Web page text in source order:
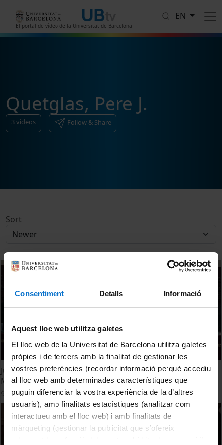
Consentiment Detalls Informació
Aquest lloc web utilitza galetes
El lloc web de la Universitat de Barcelona utilitza galetes
pròpies i de tercers amb la finalitat de gestionar les
vostres preferències (recordar informació perquè accediu
al lloc web amb determinades característiques que
puguin diferenciar la vostra experiència de la d’altres
usuaris), amb finalitats estadístiques (analitzar com
interactueu amb el lloc web) i amb finalitats de
màrqueting (gestionar la publicitat que s’ofereix
adequant-la en funció dels vostres hàbits de navegació).
El portal de vídeo de la Universitat de Barcelona
EN
Quetglas, Pere J.
3videos Follow & Share
Sort
Julio Anguita a la Universitat de Barcelona: Atraco a la
Memoria
9 December, 2015